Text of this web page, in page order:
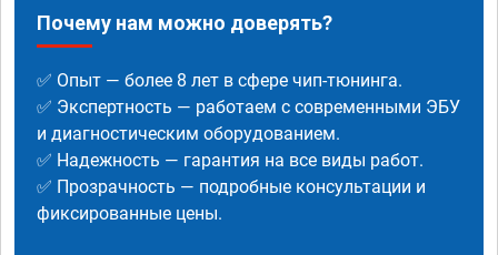
Почему нам можно доверять?
✅ Опыт — более 8 лет в сфере чип-тюнинга.
✅ Экспертность — работаем с современными ЭБУ
и диагностическим оборудованием.
✅ Надежность — гарантия на все виды работ.
✅ Прозрачность — подробные консультации и
фиксированные цены.